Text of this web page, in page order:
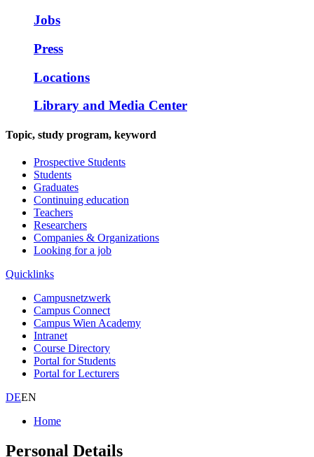
Jobs
Press
Locations
Library and Media Center
Topic, study program, keyword
Prospective Students
Students
Graduates
Continuing education
Teachers
Researchers
Companies & Organizations
Looking for a job
Quicklinks
Campusnetzwerk
Campus Connect
Campus Wien Academy
Intranet
Course Directory
Portal for Students
Portal for Lecturers
DEEN
Home
Personal Details